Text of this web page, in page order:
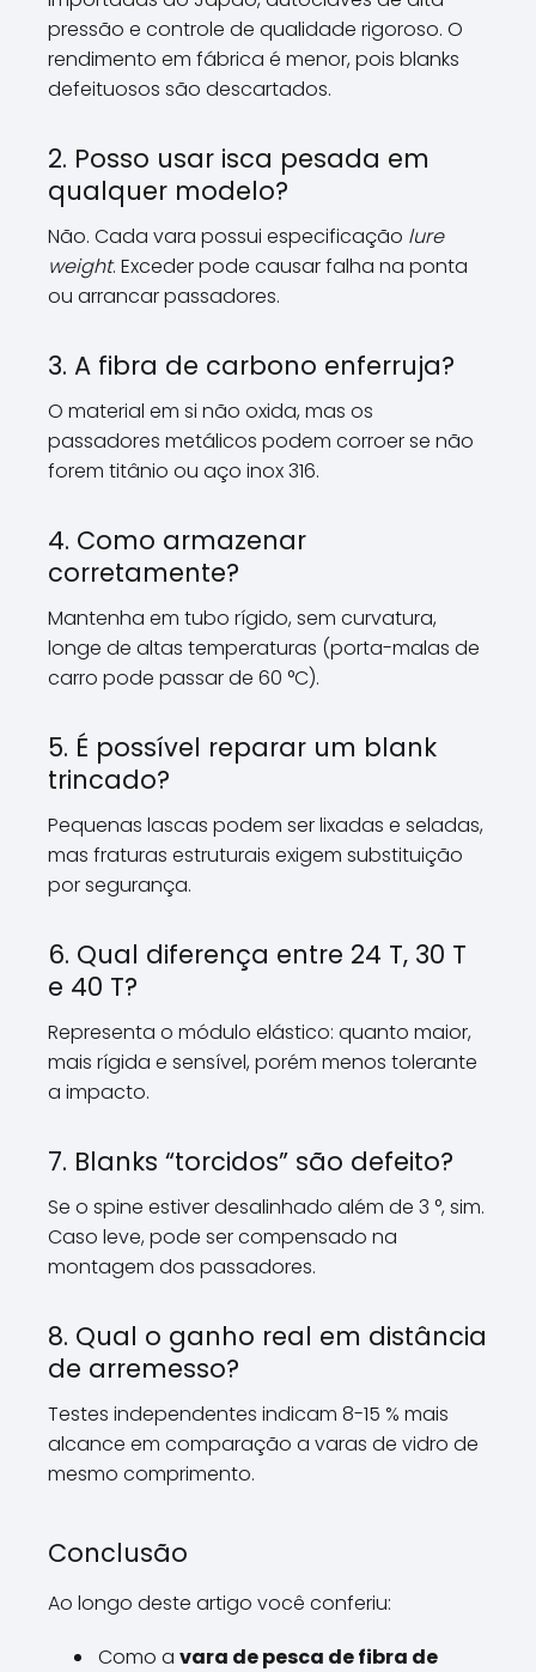
pressão e controle de qualidade rigoroso. O
rendimento em fábrica é menor, pois blanks
defeituosos são descartados.
2. Posso usar isca pesada em
qualquer modelo?
Não. Cada vara possui especificação lure
weight. Exceder pode causar falha na ponta
ou arrancar passadores.
3. A fibra de carbono enferruja?
O material em si não oxida, mas os
passadores metálicos podem corroer se não
forem titânio ou aço inox 316.
4. Como armazenar
corretamente?
Mantenha em tubo rígido, sem curvatura,
longe de altas temperaturas (porta-malas de
carro pode passar de 60 °C).
5. É possível reparar um blank
trincado?
Pequenas lascas podem ser lixadas e seladas,
mas fraturas estruturais exigem substituição
por segurança.
6. Qual diferença entre 24 T, 30 T
e 40 T?
Representa o módulo elástico: quanto maior,
mais rígida e sensível, porém menos tolerante
a impacto.
7. Blanks “torcidos” são defeito?
Se o spine estiver desalinhado além de 3 °, sim.
Caso leve, pode ser compensado na
montagem dos passadores.
8. Qual o ganho real em distância
de arremesso?
Testes independentes indicam 8-15 % mais
alcance em comparação a varas de vidro de
mesmo comprimento.
Conclusão
Ao longo deste artigo você conferiu:
Como a vara de pesca de fibra de